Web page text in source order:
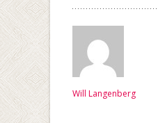
Will Langenberg